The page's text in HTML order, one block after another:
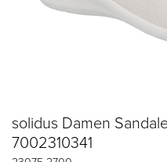
solidus Damen
7002310341